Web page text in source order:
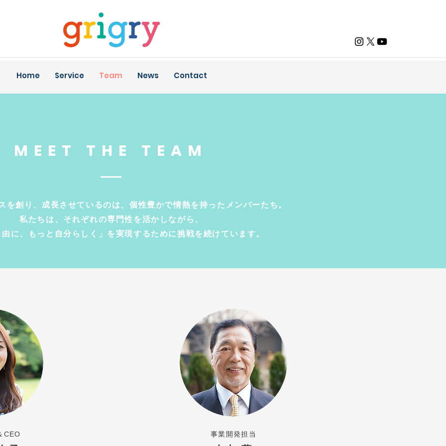
Home Service Team News Contact
MEET THE TEAM
創り、成長させているのは、個性豊かで情熱を持ったメンバーたち。
​私たちは、それぞれの専門性を活かしながら、
由に、もっと自分らしく」を実現するために挑戦を続けています。
CEO 事業開発担当